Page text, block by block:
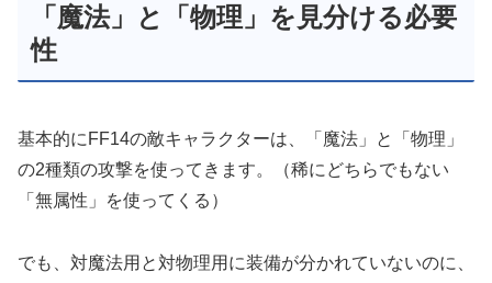
「魔法」と「物理」を見分ける必要
性
基本的にFF14の敵キャラクターは、「魔法」と「物理」
の2種類の攻撃を使ってきます。（稀にどちらでもない
「無属性」を使ってくる）
でも、対魔法用と対物理用に装備が分かれていないのに、